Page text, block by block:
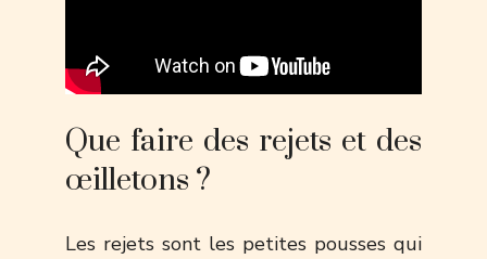
Que faire des rejets et des
œilletons ?
Les rejets sont les petites pousses qui